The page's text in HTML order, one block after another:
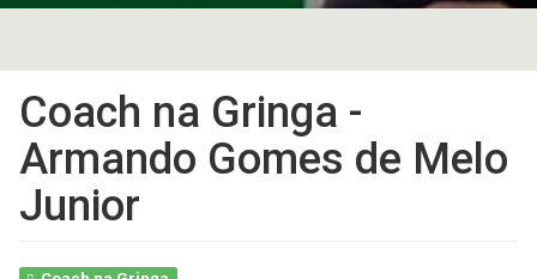
Coach na Gringa -
Armando Gomes de Melo
Junior